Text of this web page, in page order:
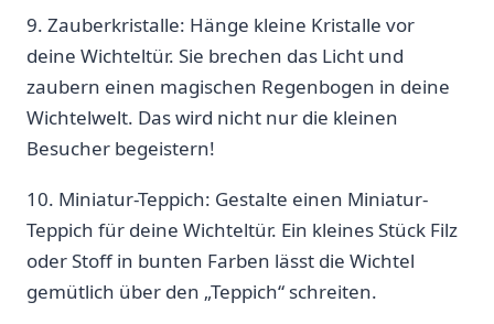
9. Zauberkristalle: Hänge kleine Kristalle vor
deine Wichteltür.⁤ Sie⁢ brechen das⁣ Licht und
zaubern einen magischen‍ Regenbogen in deine
Wichtelwelt. ‌Das wird nicht nur die kleinen​
Besucher begeistern!
10. Miniatur-Teppich: Gestalte einen Miniatur-
Teppich für deine Wichteltür. ⁢Ein kleines‍ Stück Filz
oder Stoff in⁣ bunten Farben lässt die⁢ Wichtel
gemütlich über den „Teppich“ schreiten.